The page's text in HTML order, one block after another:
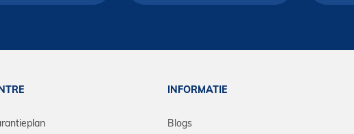
INFORMATIE
Blogs